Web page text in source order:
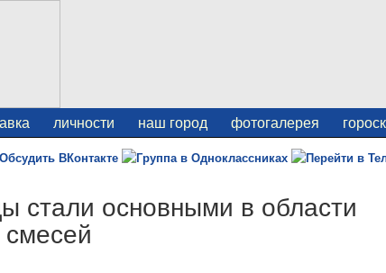
личности наш город фотогалерея
стали основными в области